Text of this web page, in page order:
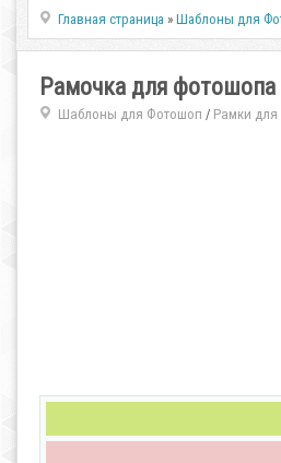
Главная страница »Шаблоны для
Рамочка для фотошопа
Шаблоны для Фотошоп / Рамки для